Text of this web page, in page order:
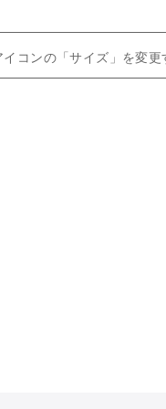
コンの「サイズ」を変更